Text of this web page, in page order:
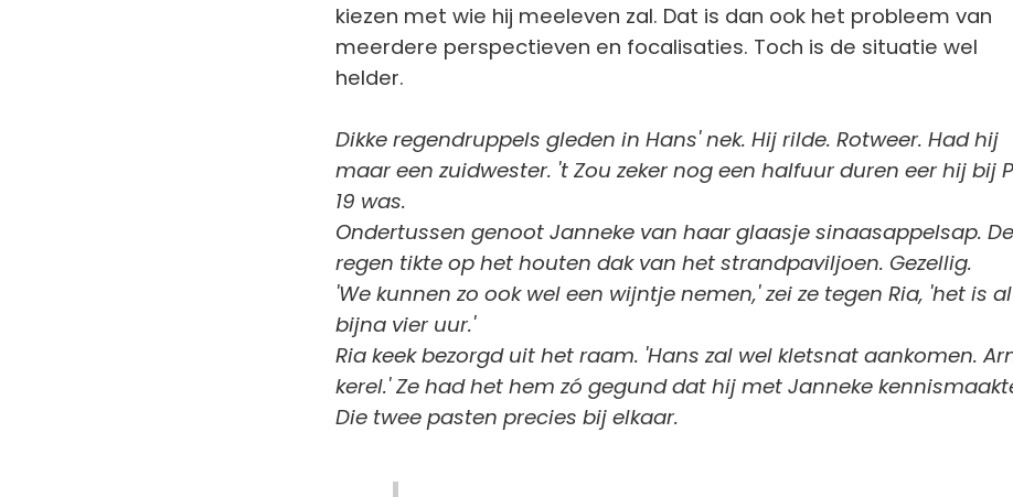
kiezen met wie hij meeleven zal. Dat is dan ook het probleem van
meerdere perspectieven en focalisaties. Toch is de situatie wel
helder.
Dikke regendruppels gleden in Hans' nek. Hij rilde. Rotweer. Had hij
maar een zuidwester. 't Zou zeker nog een halfuur duren eer hij bij
19 was.
Ondertussen genoot Janneke van haar glaasje sinaasappelsap. De
regen tikte op het houten dak van het strandpaviljoen. Gezellig.
'We kunnen zo ook wel een wijntje nemen,' zei ze tegen Ria, 'het is al
bijna vier uur.'
Ria keek bezorgd uit het raam. 'Hans zal wel kletsnat aankomen.
kerel.' Ze had het hem zó gegund dat hij met Janneke
Die twee pasten precies bij elkaar.